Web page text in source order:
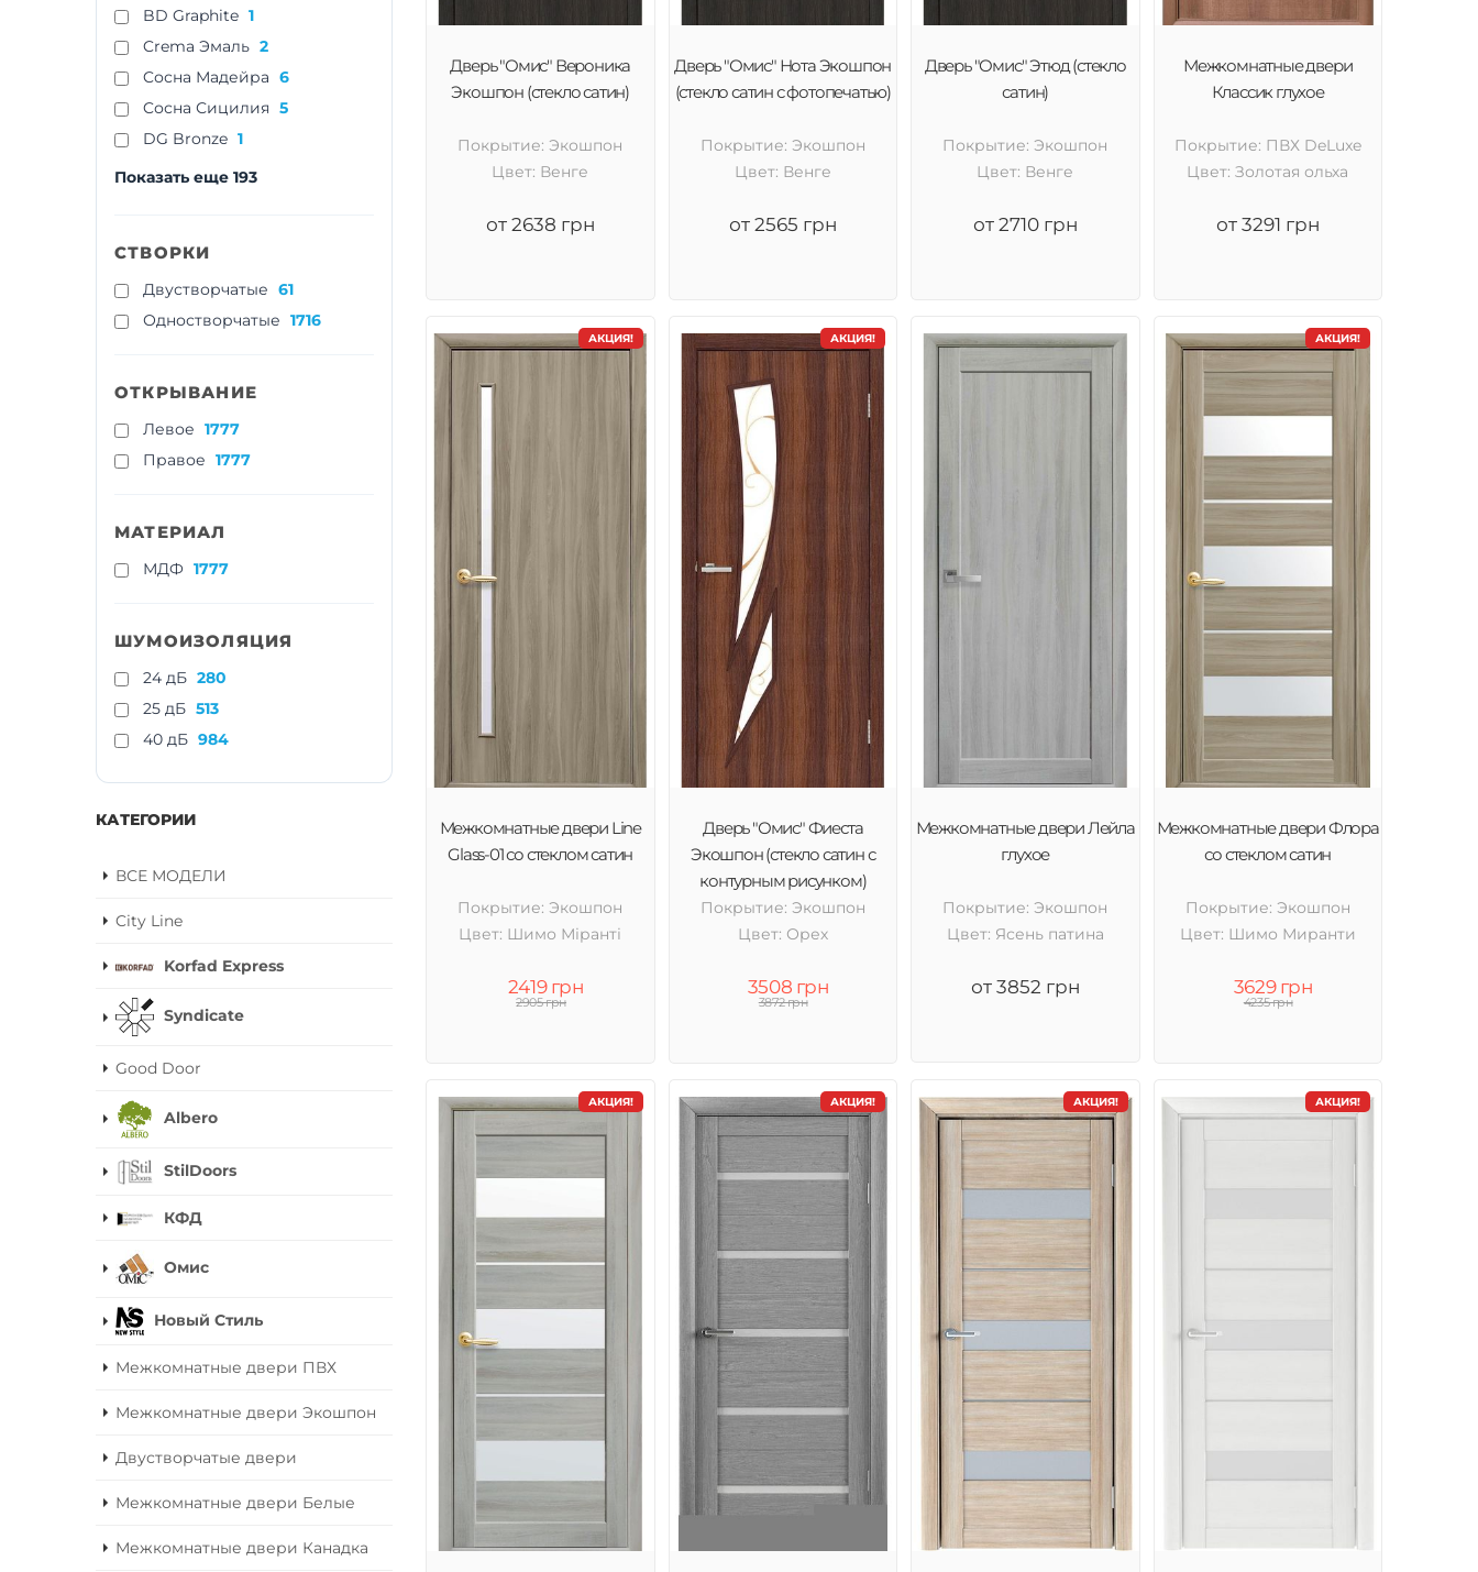
BD Graphite 1
Crema Эмаль 2
Cосна Мадейра 6
Cосна Сицилия 5
DG Bronze 1
Показать еще 193
СТВОРКИ
Двустворчатые 61
Одностворчатые 1716
ОТКРЫВАНИЕ
Левое 1777
Правое 1777
МАТЕРИАЛ
МДФ 1777
ШУМОИЗОЛЯЦИЯ
24 дБ 280
25 дБ 513
40 дБ 984
КАТЕГОРИИ
ВСЕ МОДЕЛИ
City Line
Korfad Express
Syndicate
Good Door
Albero
StilDoors
КФД
Омис
Новый Стиль
Межкомнатные двери ПВХ
Межкомнатные двери Экошпон
Двустворчатые двери
Межкомнатные двери Белые
Межкомнатные двери Канадка
Дверь "Омис" Вероника
Экошпон (стекло сатин)
Покрытие: Экошпон
Цвет: Венге
от 2638 грн
Дверь "Омис" Нота Экошпон
(стекло сатин с фотопечатью)
Покрытие: Экошпон
Цвет: Венге
от 2565 грн
Дверь "Омис" Этюд (стекло
сатин)
Покрытие: Экошпон
Цвет: Венге
от 2710 грн
Межкомнатные двери
Классик глухое
Покрытие: ПВХ DeLuxe
Цвет: Золотая ольха
от 3291 грн
АКЦИЯ!
Межкомнатные двери Line
Glass-01 со стеклом сатин
Покрытие: Экошпон
Цвет: Шимо Міранті
2419 грн
2905 грн
АКЦИЯ!
Дверь "Омис" Фиеста
Экошпон (стекло сатин с
контурным рисунком)
Покрытие: Экошпон
Цвет: Орех
3508 грн
3872 грн
Межкомнатные двери Лейла
глухое
Покрытие: Экошпон
Цвет: Ясень патина
от 3852 грн
АКЦИЯ!
Межкомнатные двери Флора
со стеклом сатин
Покрытие: Экошпон
Цвет: Шимо Миранти
3629 грн
4235 грн
АКЦИЯ! АКЦИЯ! АКЦИЯ! АКЦИЯ!